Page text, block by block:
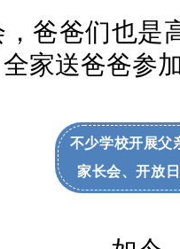
爸爸们也是
家送爸爸参
不少学校开展父
家长会、开放